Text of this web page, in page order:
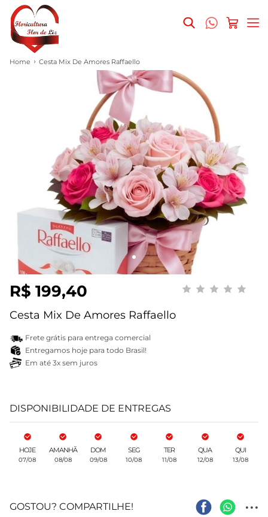
Home Cesta Mix De Amores Raffaello
R$ 199,40
Cesta Mix De Amores Raffaello
Frete grátis para entrega comercial
Entregamos hoje para todo Brasil!
Em até 3x sem juros
DISPONIBILIDADE DE ENTREGAS
HOJE
07/08
AMANHÃ
08/08
DOM
09/08
SEG
10/08
TER
11/08
QUA
12/08
QUI
13/08
GOSTOU? COMPARTILHE! ...